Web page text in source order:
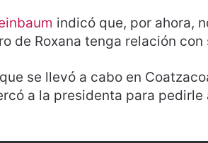
indicó que, por ahora,
de Roxana tenga relación con
se llevó a cabo en
a la presidenta para